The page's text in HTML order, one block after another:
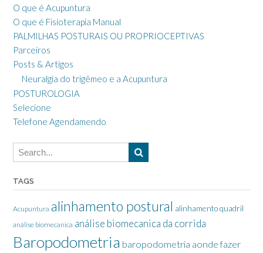
O que é Acupuntura
O que é Fisioterapia Manual
PALMILHAS POSTURAIS OU PROPRIOCEPTIVAS
Parceiros
Posts & Artigos
Neuralgia do trigêmeo e a Acupuntura
POSTUROLOGIA
Selecione
Telefone Agendamendo
TAGS
Acupuntura alinhamento postural alinhamento quadril
análise biomecanica análise biomecanica da corrida
Baropodometria baropodometria aonde fazer